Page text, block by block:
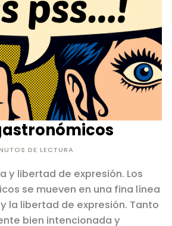
DE LECTURA
y libertad de expresión. Los
se mueven en una fina línea
la libertad de expresión. Tanto
bien intencionada y